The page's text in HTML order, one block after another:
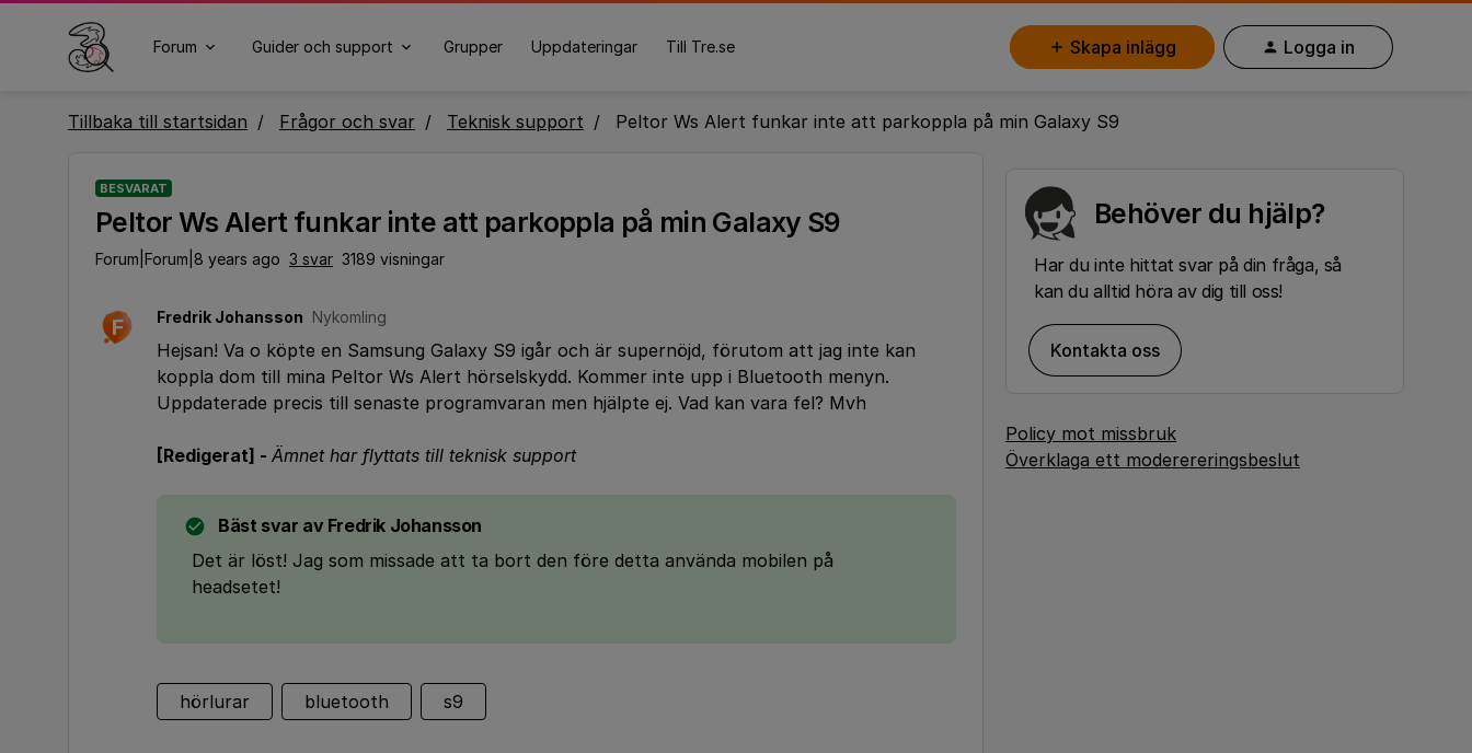
Forum Guider och support Grupper Uppdateringar Till Tre.se Skapa inlägg Logga in
Tillbaka till startsidan Frågor och svar Teknisk support Peltor Ws Alert funkar inte att parkoppla på min Galaxy S9
BESVARAT
Peltor Ws Alert funkar inte att parkoppla på min Galaxy S9
Forum|Forum|8 years ago 3 svar 3189 visningar
F Fredrik Johansson Nykomling
Hejsan! Va o köpte en Samsung Galaxy S9 igår och är supernöjd, förutom att jag inte kan
koppla dom till mina Peltor Ws Alert hörselskydd. Kommer inte upp i Bluetooth menyn.
Uppdaterade precis till senaste programvaran men hjälpte ej. Vad kan vara fel? Mvh
[Redigerat] - Ämnet har flyttats till teknisk support
Bäst svar av Fredrik Johansson
Det är löst! Jag som missade att ta bort den före detta använda mobilen på
headsetet!
hörlurar bluetooth s9
Behöver du hjälp?
Har du inte hittat svar på din fråga, så
kan du alltid höra av dig till oss!
Kontakta oss
Policy mot missbruk
Överklaga ett moderereringsbeslut